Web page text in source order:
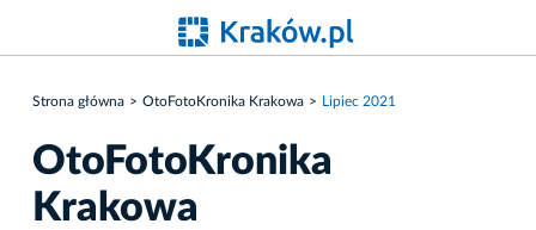
Strona główna OtoFotoKronika Krakowa Lipiec 2021
OtoFotoKronika
Krakowa